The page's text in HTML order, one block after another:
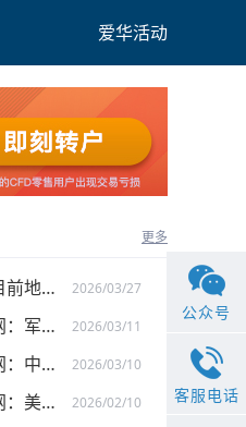
爱华活动
更多
AvaTrade官网：目前地缘关系引发的供需的变化，带来的燃料油价格持续上涨 2026/03/27
AvaTrade爱华官网：军事行动的担忧下，黄金价格持续上涨 2026/03/11
AvaTrade爱华官网：中东局势以及避险需求下，黄金价格走势稳健 2026/03/10
AvaTrade爱华官网：美元走弱以及就业数据疲软，美股三大指数集体上涨 2026/02/10
公众号
客服电话